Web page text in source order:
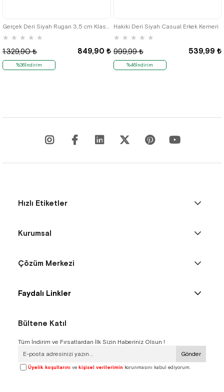
★ ★ ★ ★ ★
849,90 ₺
1.329,90 ₺
%36İndirim
Hakiki Deri Siyah Casual Erkek Kemeri
★ ★ ★ ★ ★
539,99 ₺
999,99 ₺
%46İndirim
Hızlı Etiketler
Kurumsal
Çözüm Merkezi
Faydalı Linkler
Bültene Katıl
Tüm İndirim ve Fırsatlardan İlk Sizin Haberiniz Olsun !
Gönder
Üyelik koşullarını ve kişisel verilerimin korunmasını kabul ediyorum.